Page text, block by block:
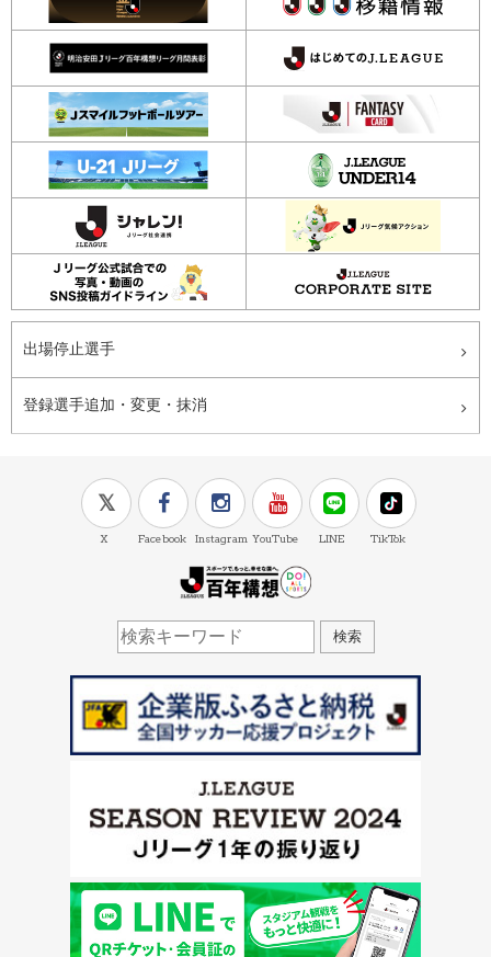
出場停止選手
登録選手追加・変更・抹消
X Facebook Instagram YouTube LINE TikTok
検索